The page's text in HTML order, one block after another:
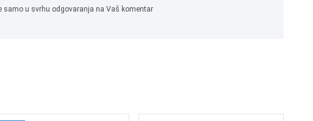
samo u svrhu odgovaranja na Vaš komentar